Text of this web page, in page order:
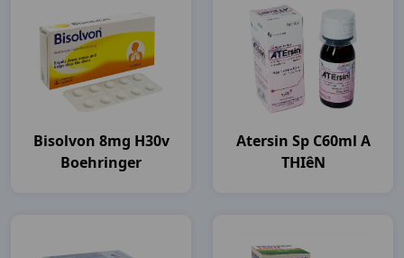
Bisolvon 8mg H30v
Boehringer
Atersin Sp C60ml A
THIêN